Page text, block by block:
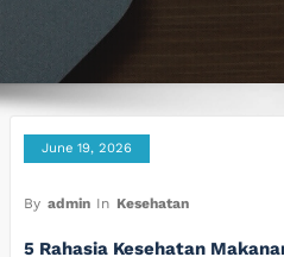
June 19, 2026
By admin In Kesehatan
5 Rahasia Kesehatan